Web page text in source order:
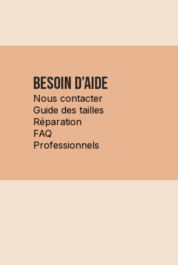
Besoin d’aide
Nous contacter
Guide des tailles
Réparation
FAQ
Professionnels